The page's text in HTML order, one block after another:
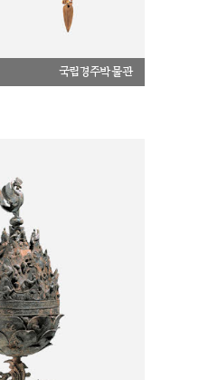
국립경주박물관